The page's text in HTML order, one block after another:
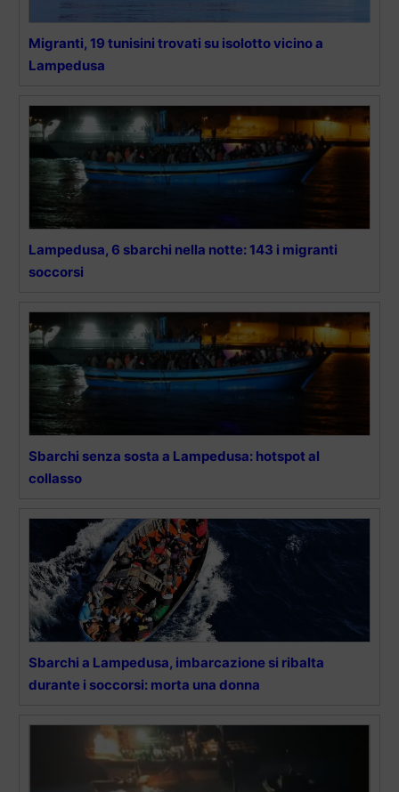
Migranti, 19 tunisini trovati su isolotto vicino a
Lampedusa
Lampedusa, 6 sbarchi nella notte: 143 i migranti
soccorsi
Sbarchi senza sosta a Lampedusa: hotspot al
collasso
Sbarchi a Lampedusa, imbarcazione si ribalta
durante i soccorsi: morta una donna